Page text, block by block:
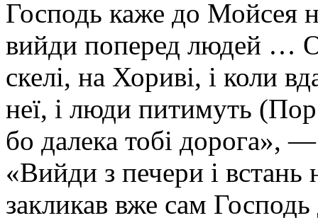
Господь каже до Мойсея
вийди поперед людей …
скелі, на Хориві, і коли
неї, і люди питимуть
бо далека тобі дорога»,
«Вийди з печери і
закликав вже сам